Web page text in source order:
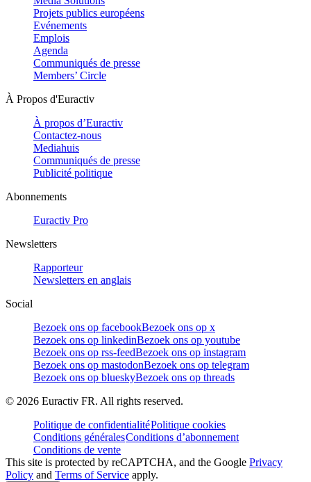
Projets publics européens
Evénements
Emplois
Agenda
Communiqués de presse
Members’ Circle
À Propos d'Euractiv
À propos d’Euractiv
Contactez-nous
Mediahuis
Communiqués de presse
Publicité politique
Abonnements
Euractiv Pro
Newsletters
Rapporteur
Newsletters en anglais
Social
Bezoek ons op facebookBezoek ons op x
Bezoek ons op linkedinBezoek ons op youtube
Bezoek ons op rss-feedBezoek ons op instagram
Bezoek ons op mastodonBezoek ons op telegram
Bezoek ons op blueskyBezoek ons op threads
© 2026 Euractiv FR. All rights reserved.
Politique de confidentialitéPolitique cookies
Conditions généralesConditions d’abonnement
Conditions de vente
This site is protected by reCAPTCHA, and the Google Privacy
Policy and Terms of Service apply.